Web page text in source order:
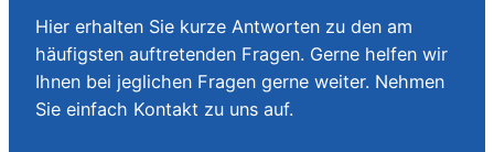
Hier erhalten Sie kurze Antworten zu den am
häufigsten auftretenden Fragen. Gerne helfen wir
Ihnen bei jeglichen Fragen gerne weiter. Nehmen
Sie einfach Kontakt zu uns auf.